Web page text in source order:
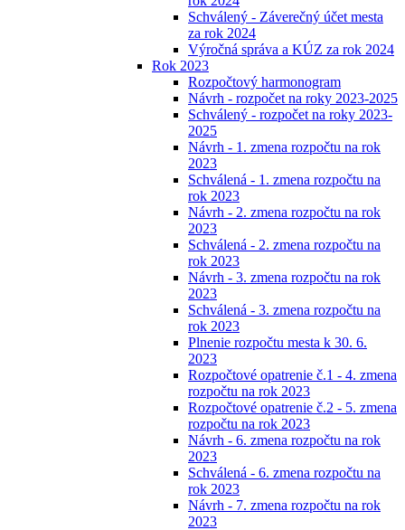
Schválený - Záverečný účet mesta
za rok 2024
Výročná správa a KÚZ za rok 2024
Rok 2023
Rozpočtový harmonogram
Návrh - rozpočet na roky 2023-2025
Schválený - rozpočet na roky 2023-
2025
Návrh - 1. zmena rozpočtu na rok
2023
Schválená - 1. zmena rozpočtu na
rok 2023
Návrh - 2. zmena rozpočtu na rok
2023
Schválená - 2. zmena rozpočtu na
rok 2023
Návrh - 3. zmena rozpočtu na rok
2023
Schválená - 3. zmena rozpočtu na
rok 2023
Plnenie rozpočtu mesta k 30. 6.
2023
Rozpočtové opatrenie č.1 - 4. zmena
rozpočtu na rok 2023
Rozpočtové opatrenie č.2 - 5. zmena
rozpočtu na rok 2023
Návrh - 6. zmena rozpočtu na rok
2023
Schválená - 6. zmena rozpočtu na
rok 2023
Návrh - 7. zmena rozpočtu na rok
2023